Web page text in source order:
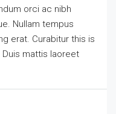
orci ac nibh
Nullam tempus
erat. Curabitur this is
mattis laoreet